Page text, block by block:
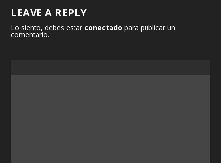
LEAVE A REPLY
Lo siento, debes estar conectado para publicar un
comentario.